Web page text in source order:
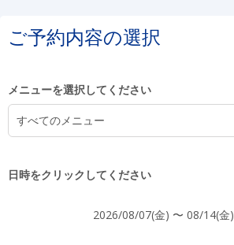
ご予約内容の選択
メニューを選択してください
すべてのメニュー
日時をクリックしてください
2026/08/07(金) 〜 08/14(金)
8:00